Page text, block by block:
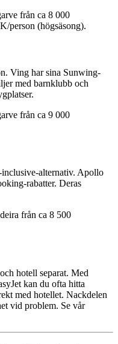
från ca 8 000
person (högsäsong).
Ving har sina Sunwing-
med barnklubb och
från ca 9 000
alternativ. Apollo
rabatter. Deras
från ca 8 500
hotell separat. Med
kan du ofta hitta
med hotellet. Nackdelen
vid problem. Se vår